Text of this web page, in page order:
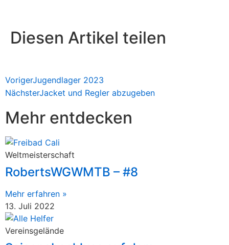
Diesen Artikel teilen
VorigerJugendlager 2023
NächsterJacket und Regler abzugeben
Mehr entdecken
Weltmeisterschaft
RobertsWGWMTB – #8
Mehr erfahren »
13. Juli 2022
Vereinsgelände